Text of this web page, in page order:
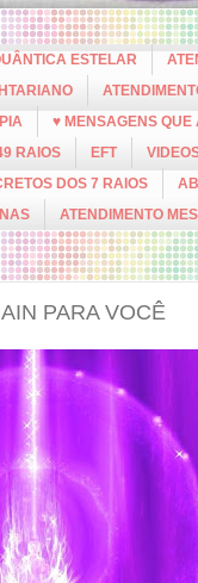
ESTELAR
♥ MENSAGENS QUE
RAIOS EFT
DOS 7 RAIOS
ATENDIMENTO
PARA VOCÊ